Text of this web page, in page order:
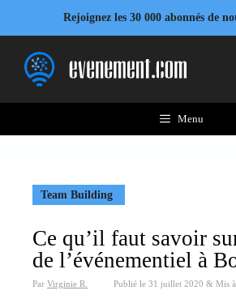
contenu
Rejoignez les 30 000 abonnés de
Menu
Team Building
Ce qu’il faut savoir
de l’événementiel à
Par Virginie R. Publié le 31 juillet 2020 & Mis